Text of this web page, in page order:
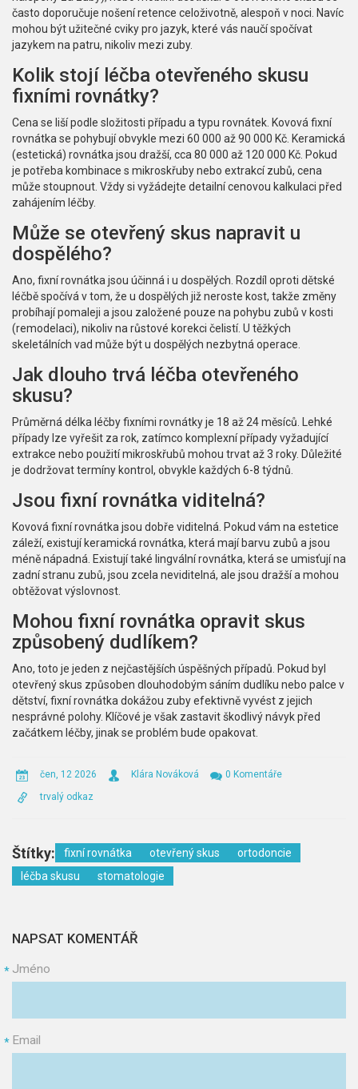
často doporučuje nošení retence celoživotně, alespoň v noci. Navíc
mohou být užitečné cviky pro jazyk, které vás naučí spočívat
jazykem na patru, nikoliv mezi zuby.
Kolik stojí léčba otevřeného skusu
fixními rovnátky?
Cena se liší podle složitosti případu a typu rovnátek. Kovová fixní
rovnátka se pohybují obvykle mezi 60 000 až 90 000 Kč. Keramická
(estetická) rovnátka jsou dražší, cca 80 000 až 120 000 Kč. Pokud
je potřeba kombinace s mikroskřuby nebo extrakcí zubů, cena
může stoupnout. Vždy si vyžádejte detailní cenovou kalkulaci před
zahájením léčby.
Může se otevřený skus napravit u
dospělého?
Ano, fixní rovnátka jsou účinná i u dospělých. Rozdíl oproti dětské
léčbě spočívá v tom, že u dospělých již neroste kost, takže změny
probíhají pomaleji a jsou založené pouze na pohybu zubů v kosti
(remodelaci), nikoliv na růstové korekci čelistí. U těžkých
skeletálních vad může být u dospělých nezbytná operace.
Jak dlouho trvá léčba otevřeného
skusu?
Průměrná délka léčby fixními rovnátky je 18 až 24 měsíců. Lehké
případy lze vyřešit za rok, zatímco komplexní případy vyžadující
extrakce nebo použití mikroskřubů mohou trvat až 3 roky. Důležité
je dodržovat termíny kontrol, obvykle každých 6-8 týdnů.
Jsou fixní rovnátka viditelná?
Kovová fixní rovnátka jsou dobře viditelná. Pokud vám na estetice
záleží, existují keramická rovnátka, která mají barvu zubů a jsou
méně nápadná. Existují také lingvální rovnátka, která se umisťují na
zadní stranu zubů, jsou zcela neviditelná, ale jsou dražší a mohou
obtěžovat výslovnost.
Mohou fixní rovnátka opravit skus
způsobený dudlíkem?
Ano, toto je jeden z nejčastějších úspěšných případů. Pokud byl
otevřený skus způsoben dlouhodobým sáním dudlíku nebo palce v
dětství, fixní rovnátka dokážou zuby efektivně vyvést z jejich
nesprávné polohy. Klíčové je však zastavit škodlivý návyk před
začátkem léčby, jinak se problém bude opakovat.
čen, 12 2026 Klára Nováková
0 Komentáře
trvalý odkaz
Štítky: fixní rovnátka otevřený skus
ortodoncie
léčba skusu
stomatologie
NAPSAT KOMENTÁŘ
Jméno
*
Email
*